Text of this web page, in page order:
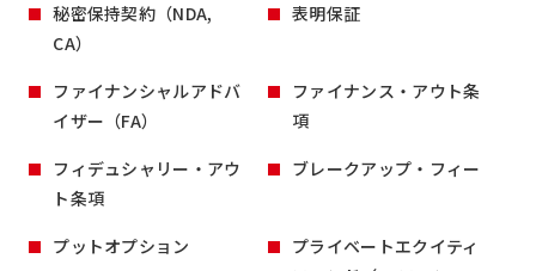
秘密保持契約（NDA,
CA）
表明保証
ファイナンシャルアドバ
イザー（FA）
ファイナンス・アウト条
項
フィデュシャリー・アウ
ト条項
ブレークアップ・フィー
プットオプション
プライベートエクイティ